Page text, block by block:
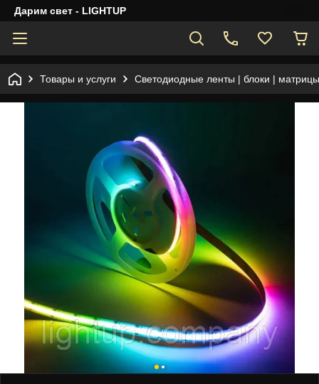
Дарим свет - LIGHTUP
Товары и услуги Светодиодные ленты | блоки |